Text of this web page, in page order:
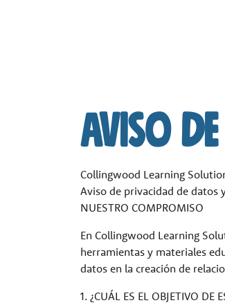
Aviso
Collingwood Learning
Aviso de privacidad de datos
NUESTRO COMPROMISO
En Collingwood Learning
herramientas y materiales
datos en la creación de
1. ¿CUÁL ES EL OBJETIVO DE